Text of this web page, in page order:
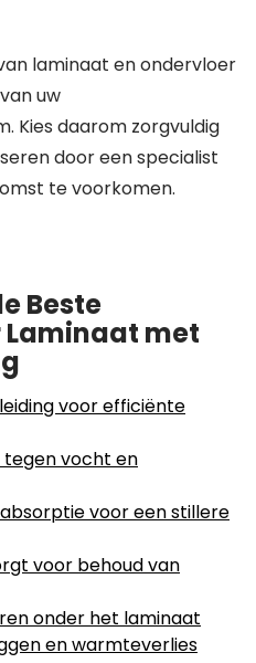
laminaat en ondervloer
uw
Kies daarom zorgvuldig
door een specialist
te voorkomen.
Beste
met
voor efficiënte
vocht en
voor een stillere
voor behoud van
onder het laminaat
en warmteverlies